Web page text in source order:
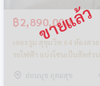
฿2,890,000
เดอะรูม สุขุมวิท 64 ห้องสวย ใกล้
รถไฟฟ้า แบ่งโซนเป็นสัดส่วน
อ่อนนุช อุดมสุข